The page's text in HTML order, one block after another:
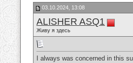
03.10.2024, 13:08
ALISHER ASQ1
Живу я здесь
I always was concerned in this